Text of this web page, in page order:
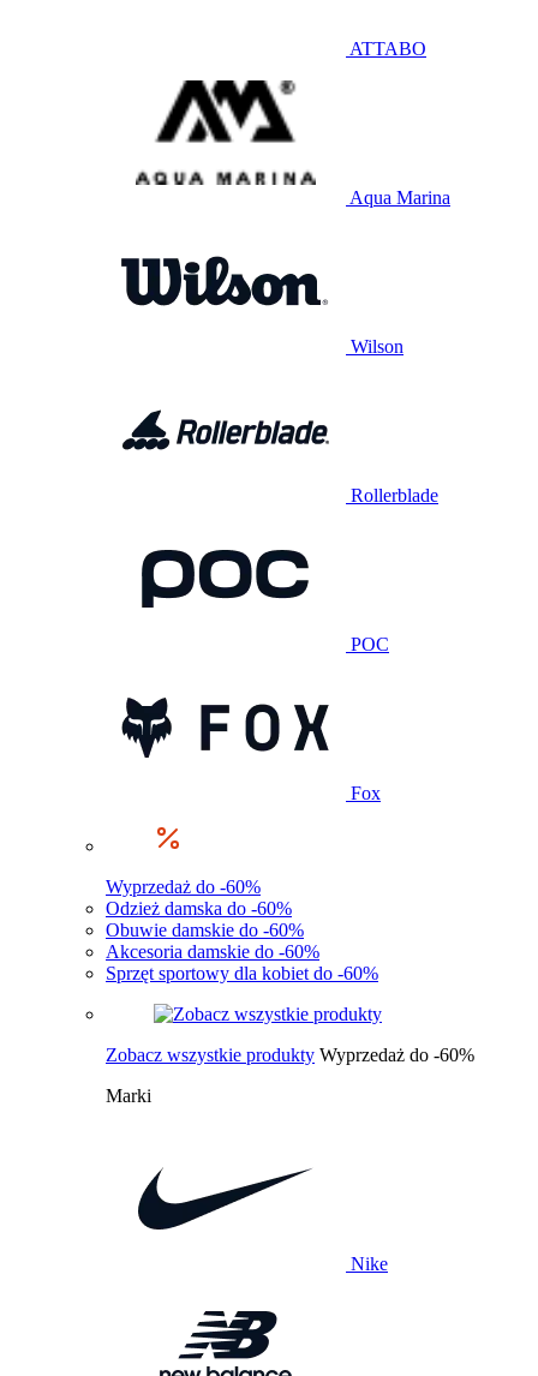
ATTABO
Aqua Marina
Wilson
Rollerblade
POC
Fox
Wyprzedaż do -60%
Odzież damska do -60%
Obuwie damskie do -60%
Akcesoria damskie do -60%
Sprzęt sportowy dla kobiet do -60%
Zobacz wszystkie produkty Wyprzedaż do -60%
Marki
Nike